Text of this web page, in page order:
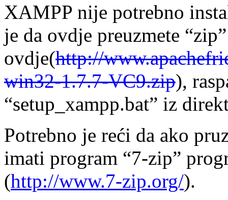
XAMPP nije potrebno
je da ovdje preuzmete
ovdje(http://
win32-1.7.7-VC9.zip),
“setup_xampp.bat” iz
Potrebno je reći da ako
imati program “7-zip”
(http://www.7-zip.org/).